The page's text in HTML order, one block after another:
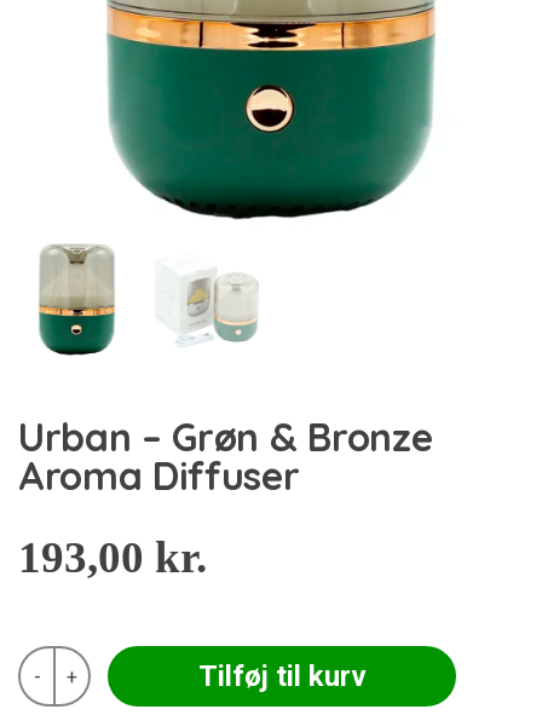
Urban – Grøn & Bronze
Aroma Diffuser
193,00 kr.
-
Urban
Grøn
+ Tilføj til kurv